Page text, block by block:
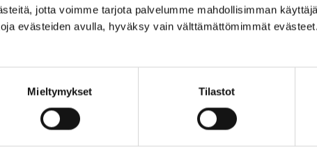
jotta voimme tarjota palvelumme mahdollisimman
evästeiden avulla, hyväksy vain välttämättömimmät evästeet.
Mieltymykset Tilastot
esiin saavutettuja hyötyjä, ­mutta myös
tiedon käyttäjien haasteina ­nousi esiin
useammin, niitä on tarpeen korjata
koetaan hankalaksi. Tiedon käyttäjille
olevat puutteet, joita ne joutuvat erikseen